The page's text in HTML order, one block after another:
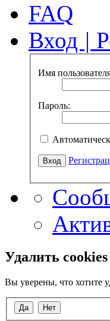
FAQ
Вход |
Имя
Пароль:
Удалить
Вы уверены, что хотите